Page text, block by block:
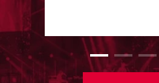
Centre, Italy.